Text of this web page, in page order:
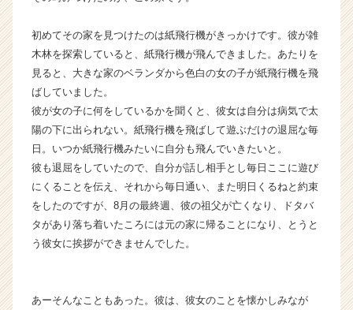
ア
キ
ャ
（C
h
e
e
r
C
e
初めてその家を見つけたのは紙飛行機がきっかけです。彼が雑
木林を探索していると、紙飛行機が飛んできました。あたりを
見ると、大きな家のベランダから色白の女の子が紙飛行機を飛
ばしていました。
彼が女の子に何をしているかを聞くと、彼女は自分は病気で太
陽の下に出られない。紙飛行機を飛ばして遊ぶだけの退屈な毎
日。いつか紙飛行機みたいに自分も飛んでいきたいと。
彼も退屈をしていたので、自分が話し相手とし毎日ここに遊び
にくることを伝え、それから毎日通い、また明日くるねと約束
をしたのですが、8月の最終週、彼の祖父が亡くなり、ドタバ
タがあり落ち着いたころには元の家に帰ることになり、とうと
う彼女に挨拶ができませんでした。
あーそんなこともあった。彼は、彼女のことを懐かしみなが